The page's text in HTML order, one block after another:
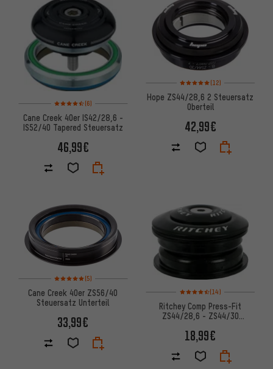
Bewertungen: 4,5 von 5 basierend auf 6 Bewertungen
(6)
Cane Creek 40er IS42/28,6 -
IS52/40 Tapered Steuersatz
46,99€
Bewertungen: 5 von 5
(12)
Hope ZS44/28,6 2 Steuersatz
Oberteil
42,99€
Bewertungen: 5 von 5 basierend auf 5 Bewertungen
(5)
Cane Creek 40er ZS56/40
Steuersatz Unterteil
33,99€
Bewertungen: 4,5 von 5
(14)
Ritchey Comp Press-Fit
ZS44/28,6 - ZS44/30
18,99€